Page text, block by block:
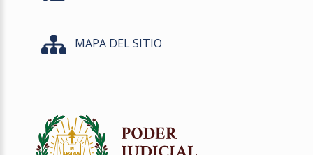
MAPA DEL SITIO